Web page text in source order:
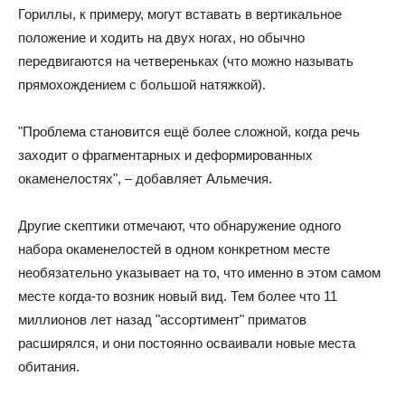
Гориллы, к примеру, могут вставать в вертикальное
положение и ходить на двух ногах, но обычно
передвигаются на четвереньках (что можно называть
прямохождением с большой натяжкой).
"Проблема становится ещё более сложной, когда речь
заходит о фрагментарных и деформированных
окаменелостях", – добавляет Альмечия.
Другие скептики отмечают, что обнаружение одного
набора окаменелостей в одном конкретном месте
необязательно указывает на то, что именно в этом самом
месте когда-то возник новый вид. Тем более что 11
миллионов лет назад "ассортимент" приматов
расширялся, и они постоянно осваивали новые места
обитания.